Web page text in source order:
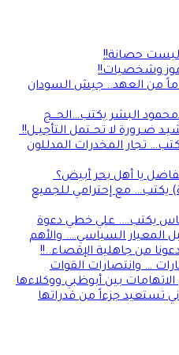
ليست حصانة!!
وشخصيات!!
المعراج تكتب… 72 عاماً من العهد.. جيش السودان
البشر يكتب…الحـــج
ضـرورة لا تحــتمل التأجيــل!!
تجار المخدرات المدللون
يا أهل بحر أبيض؟
يكتب… مع إحترامي للجميع
يكتب…. علي خطي دعوة
المعيار السياسي…. والأهم
من جاهلية الإقصاء..!!
… وانتصارات القوات
الاتهامات بين أبوظبي ووكلاءها
تستعيد جزءاً من قدراتها